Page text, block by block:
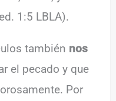
1:5 LBLA).
también nos
el pecado y que
Por